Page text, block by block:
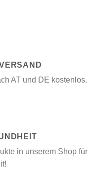
AT und DE kostenlos.
in unserem Shop für